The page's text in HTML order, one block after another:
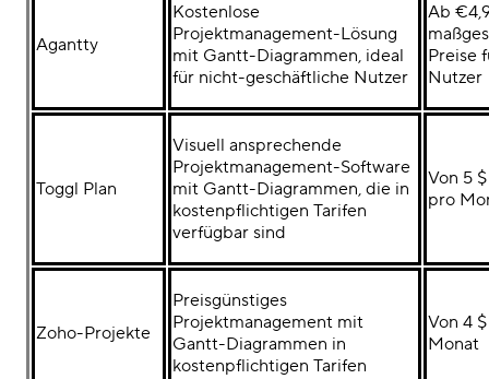
Agantty
Kostenlose
Projektmanagement-Lösung
mit Gantt-Diagrammen, ideal
für nicht-geschäftliche Nutzer
Ab
Preise
Nutzer
Toggl Plan
Visuell ansprechende
Projektmanagement-Software
mit Gantt-Diagrammen, die in
kostenpflichtigen Tarifen
verfügbar sind
Von 5
pro
Zoho-Projekte
Preisgünstiges
Projektmanagement mit
Gantt-Diagrammen in
kostenpflichtigen Tarifen
Von 4
Monat